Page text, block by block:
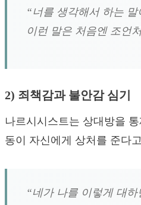
“너를 생각해서 하는
이런 말은 처음엔 조언
2) 죄책감과 불안감 심기
나르시시스트는 상대방을
동이 자신에게 상처를 준다
“네가 나를 이렇게 대